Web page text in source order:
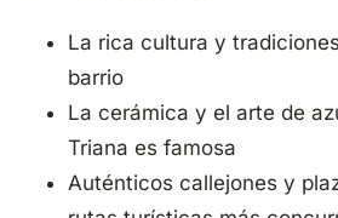
La rica cultura y
barrio
La cerámica y el arte de
Triana es famosa
Auténticos callejones y